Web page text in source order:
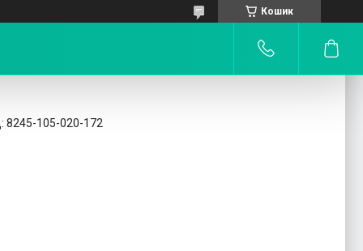
Кошик
8245-105-020-172